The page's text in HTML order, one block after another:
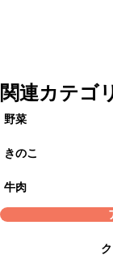
関連カテゴ
野菜
きのこ
牛肉